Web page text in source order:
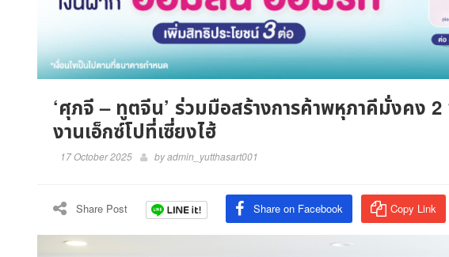
‘ศุภจี – ทูตจีน’ ร่วมมือสร้างการค้าพหุภาคีมั่งคง
งานเอ็กซ์โปที่เซี่ยงไฮ้
17 October 2025 byadmin_yutthasart001
Share Post Share on Facebook Copy Link